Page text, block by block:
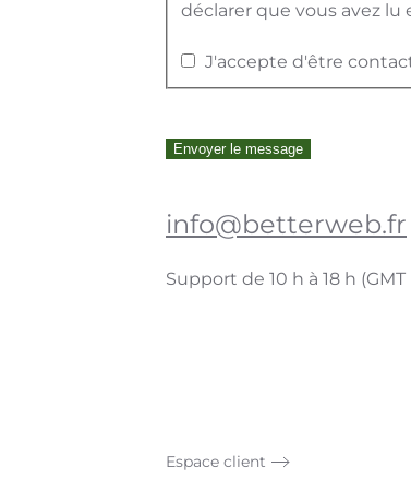
J'accepte d'être contacté par
Support de 10 h à 18 h (GMT +1)
Espace client